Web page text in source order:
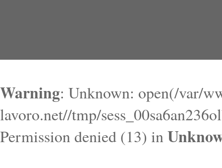
Warning: Unknown: open(/var/
lavoro.net//tmp/
Permission denied (13) in